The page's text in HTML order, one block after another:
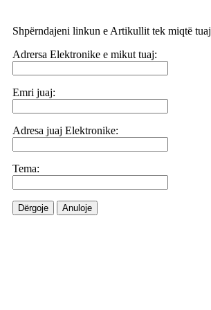
Shpërndajeni linkun e Artikullit tek miqtë tuaj
Adrersa Elektronike e mikut tuaj:
Emri juaj:
Adresa juaj Elektronike:
Tema:
Dërgoje Anuloje